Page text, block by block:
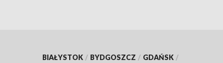
BIAŁYSTOK / BYDGOSZCZ / GDAŃSK /